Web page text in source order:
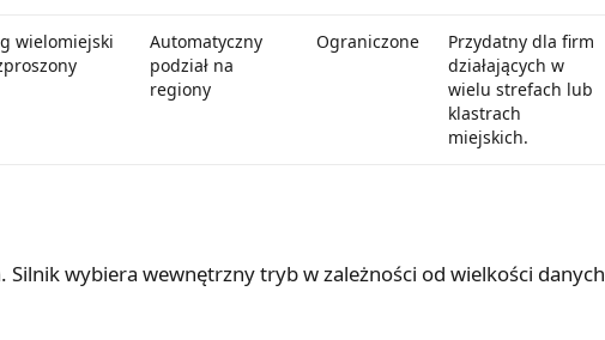
wielomiejski
Automatyczny
podział na
regiony
Ograniczone
Przydatny dla firm
działających w
wielu strefach lub
klastrach
miejskich.
wybiera wewnętrzny tryb w zależności od wielkości danych